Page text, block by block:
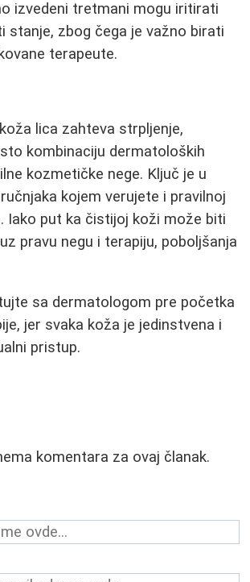
izvedeni tretmani mogu iritirati
stanje, zbog čega je važno birati
terapeute.
lica zahteva strpljenje,
kombinaciju dermatoloških
kozmetičke nege. Ključ je u
kojem verujete i pravilnoj
Iako put ka čistijoj koži može biti
pravu negu i terapiju, poboljšanja
sa dermatologom pre početka
jer svaka koža je jedinstvena i
pristup.
komentara za ovaj članak.